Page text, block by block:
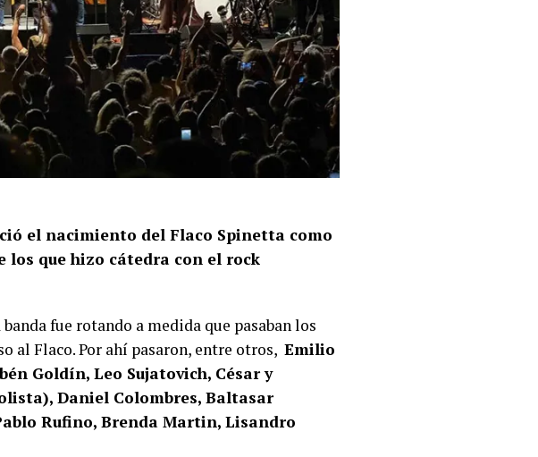
el nacimiento del Flaco Spinetta como
los que hizo cátedra con el rock
banda fue rotando a medida que pasaban los
al Flaco. Por ahí pasaron, entre otros, Emilio
Goldín, Leo Sujatovich, César y
Daniel Colombres, Baltasar
Rufino, Brenda Martin, Lisandro